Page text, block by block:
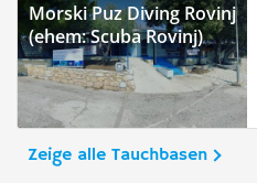
Morski Puz Diving Rovinj
(ehem: Scuba Rovinj)
Zeige alle Tauchbasen